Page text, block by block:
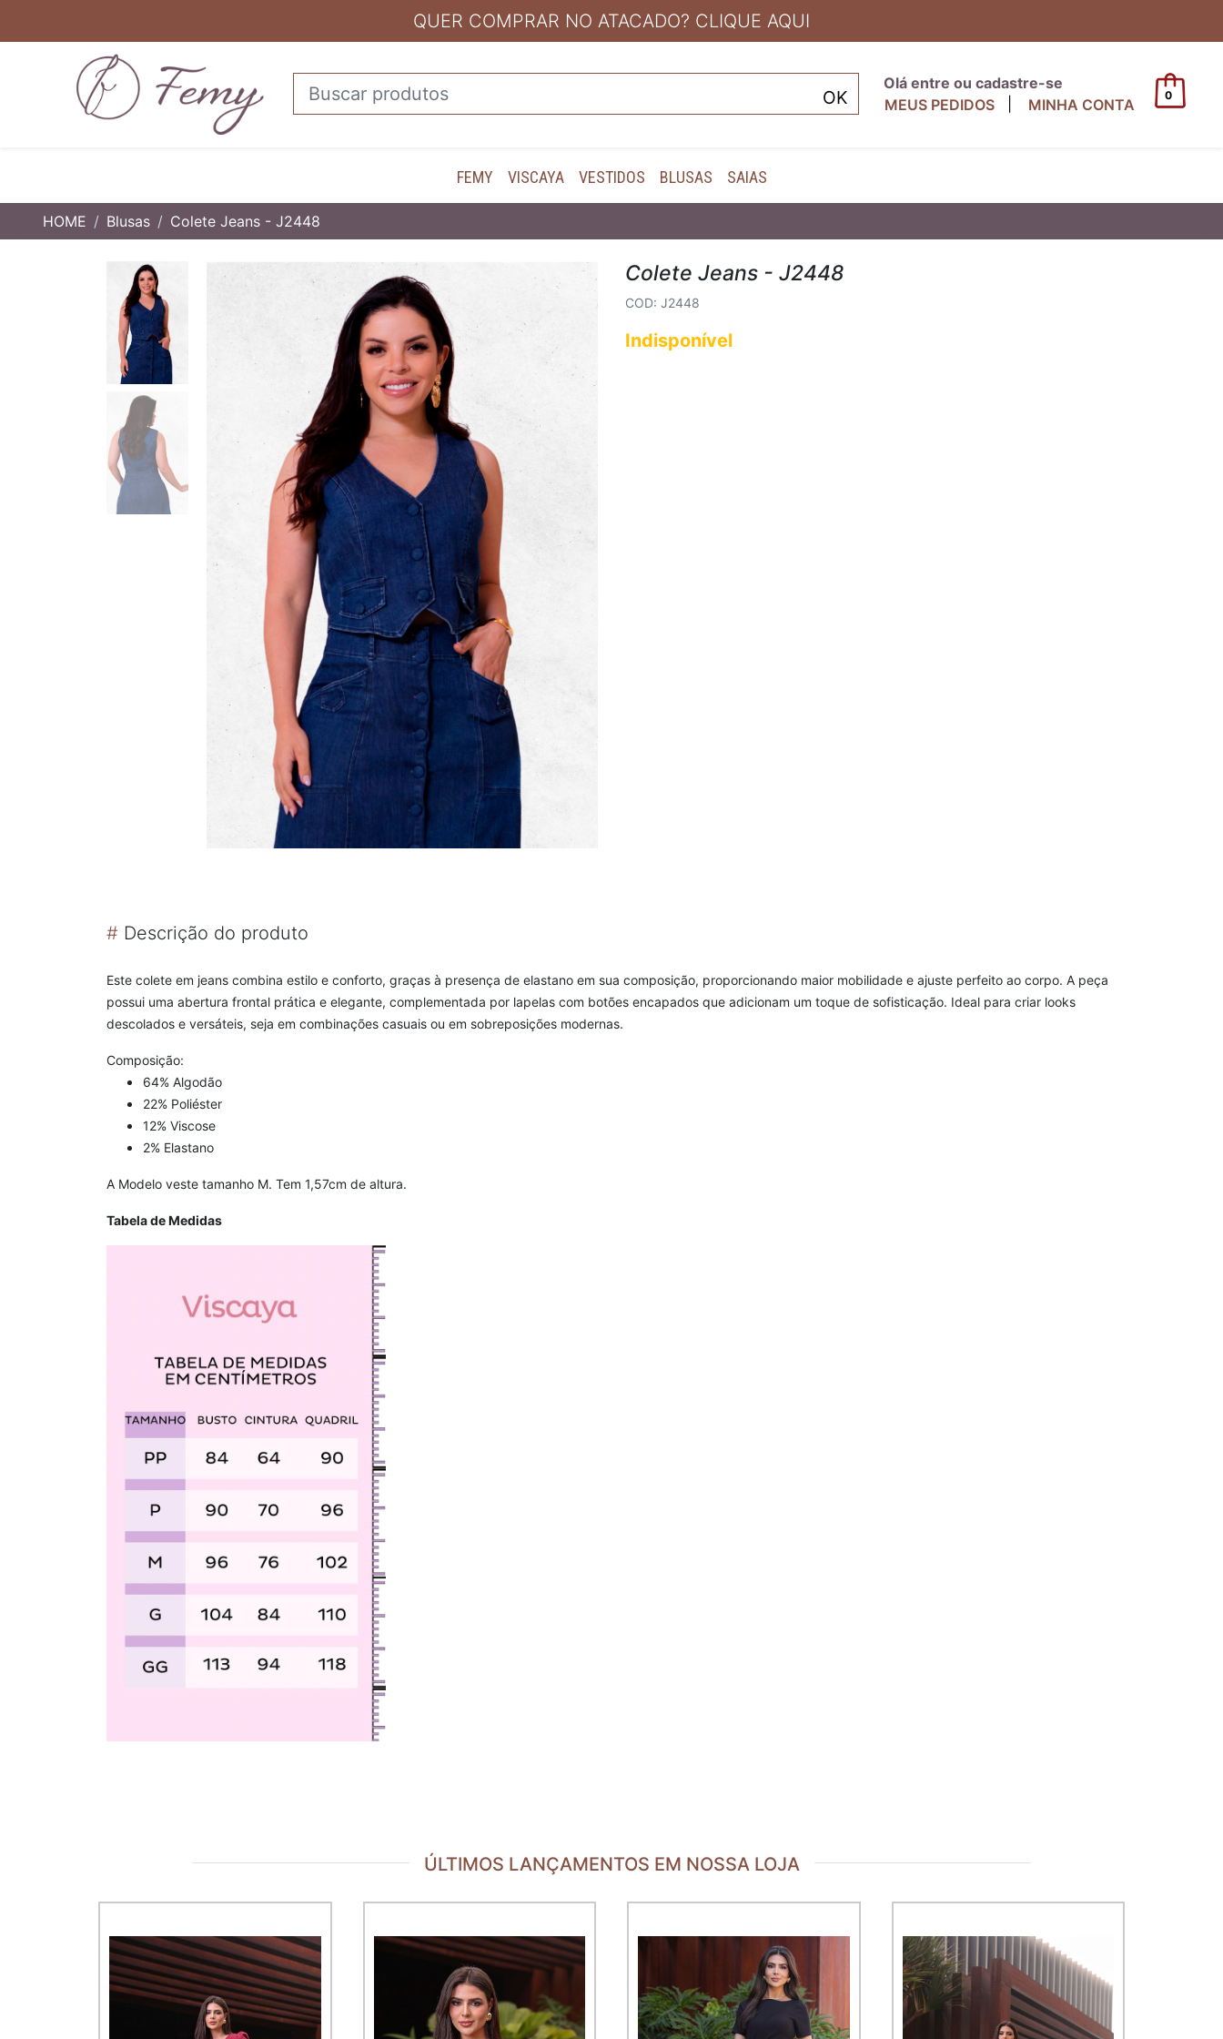
QUER COMPRAR NO ATACADO? CLIQUE AQUI
Olá entre ou cadastre-se
MEUS PEDIDOS
MINHA CONTA
0
FEMY VISCAYA VESTIDOS BLUSAS SAIAS
HOME Blusas Colete Jeans - J2448
Colete Jeans - J2448
COD: J2448
Indisponível
# Descrição do produto
Este colete em jeans combina estilo e conforto, graças à presença de elastano em sua composição, proporcionando maior mobilidade e ajuste perfeito ao corpo. A peça
possui uma abertura frontal prática e elegante, complementada por lapelas com botões encapados que adicionam um toque de sofisticação. Ideal para criar looks
descolados e versáteis, seja em combinações casuais ou em sobreposições modernas.
Composição:
64% Algodão
22% Poliéster
12% Viscose
2% Elastano
A Modelo veste tamanho M. Tem 1,57cm de altura.
Tabela de Medidas
ÚLTIMOS LANÇAMENTOS EM NOSSA LOJA